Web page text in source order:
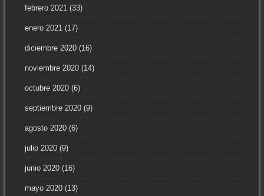
febrero 2021(33)
enero 2021(17)
diciembre 2020(16)
noviembre 2020(14)
octubre 2020(6)
septiembre 2020(9)
agosto 2020(6)
julio 2020(9)
junio 2020(16)
mayo 2020(13)